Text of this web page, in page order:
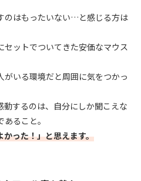
のはもったいない…と感じる方は
ットでついてきた安価なマウス
いる環境だと周囲に気をつかっ
動するのは、自分にしか聞こえな
ること。
かった！」と思えます。